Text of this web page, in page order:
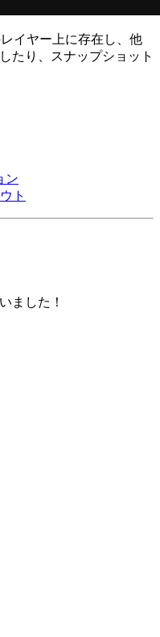
イヤー上に存在し、他
たり、スナップショット
ン
ト
ました！